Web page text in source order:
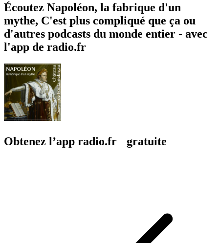
Écoutez Napoléon, la fabrique d'un
mythe, C'est plus compliqué que ça ou
d'autres podcasts du monde entier - avec
l'app de radio.fr
Obtenez l’app radio.fr gratuite